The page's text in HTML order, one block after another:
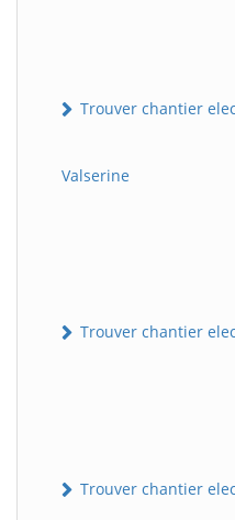
Trouver chantier
Valserine
Trouver chantier
Trouver chantier